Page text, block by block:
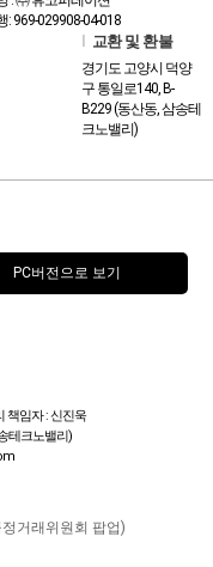
: 969-029908-04-018
교환 및 환불
경기도 고양시 덕양
구 통일로140, B-
B229 (동산동, 삼송테
크노밸리)
PC버전으로 보기
책임자 : 신진욱
테크노밸리)
정거래위원회 팝업)